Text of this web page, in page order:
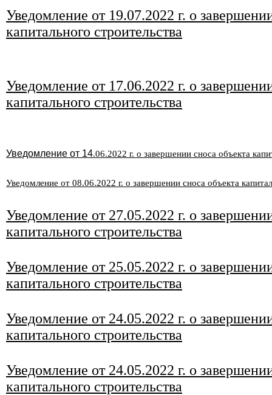
Уведомление от 19.07.2022 г. о
капитального строительства
Уведомление от 17.06.2022 г. о
капитального строительства
Уведомление от 14.06.2022 г. о завершении сноса объекта
Уведомление от 08.06.2022 г. о завершении сноса объекта
Уведомление от 27.05.2022 г. о
капитального строительства
Уведомление от 25.05.2022 г. о
капитального строительства
Уведомление от 24.05.2022 г. о
капитального строительства
Уведомление от 24.05.2022 г. о
капитального строительства